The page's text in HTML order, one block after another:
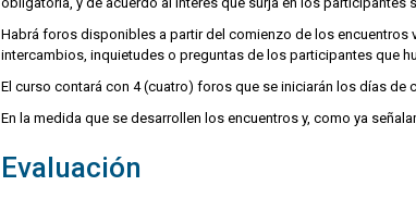
Habrá foros disponibles a partir del comienzo de los
intercambios, inquietudes o preguntas de los participantes que
El curso contará con 4 (cuatro) foros que se iniciarán los días de
En la medida que se desarrollen los encuentros y, como ya
Evaluación